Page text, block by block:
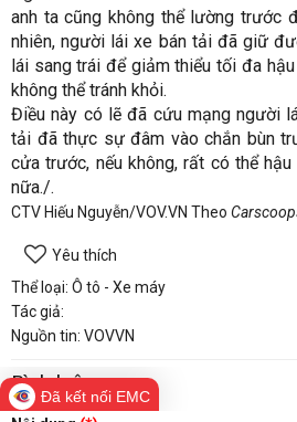
anh ta cũng không thể lường trước
nhiên, người lái xe bán tải đã giữ
lái sang trái để giảm thiểu tối đa
không thể tránh khỏi.
Điều này có lẽ đã cứu mạng người
tải đã thực sự đâm vào chắn bùn
cửa trước, nếu không, rất có thể
nữa./.
CTV Hiếu Nguyễn/VOV.VN Theo
Yêu thích
Thể loại: Ô tô - Xe máy
Tác giả:
Nguồn tin: VOVVN
Bình luận
Đã kết nối EMC